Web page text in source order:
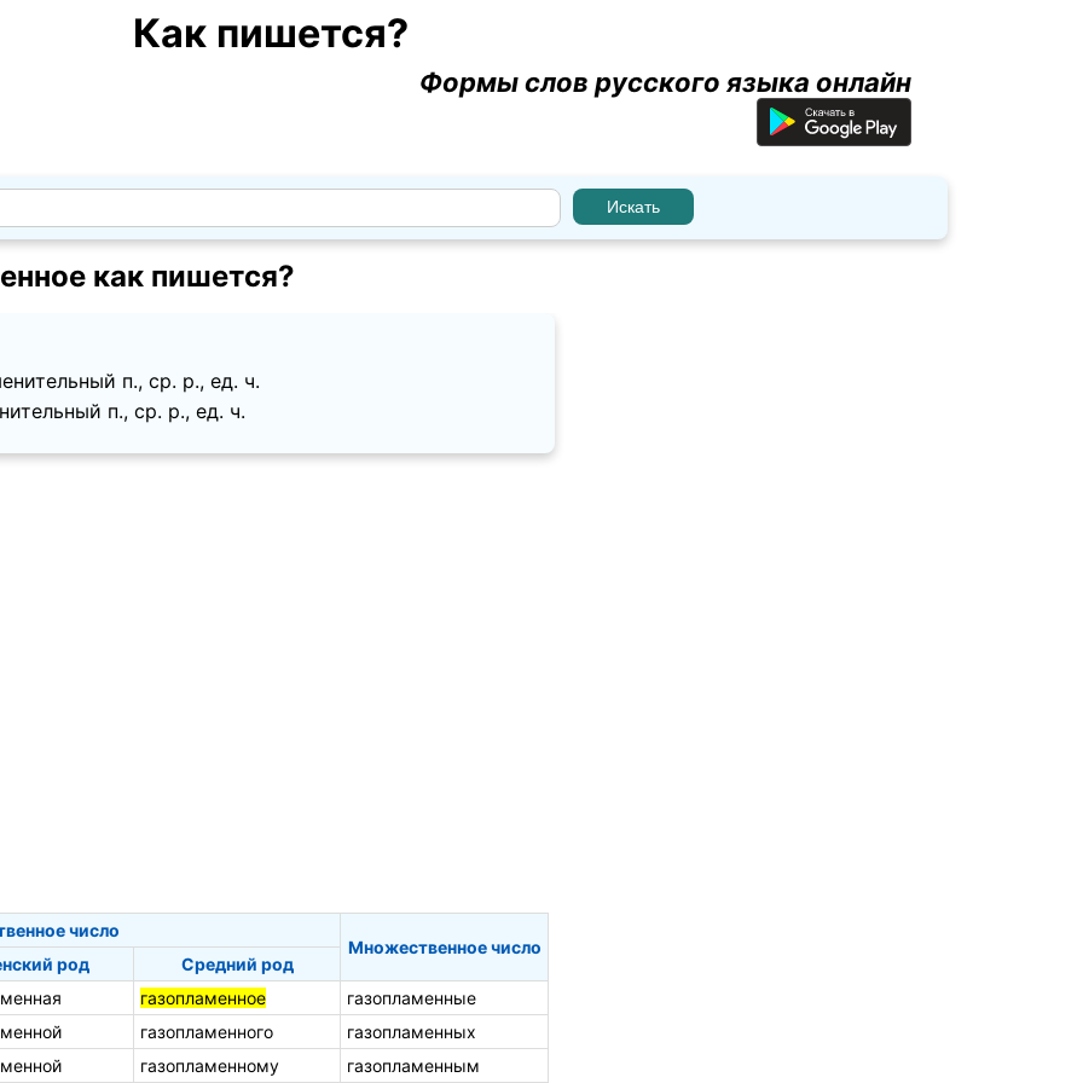
Как пишется?
Формы слов русского языка онлайн
как пишется?
п., ср. p., ед. ч.
п., ср. p., ед. ч.
число
Множественное число
род
Средний род
газопламенное
газопламенные
газопламенного
газопламенных
газопламенному газопламенным